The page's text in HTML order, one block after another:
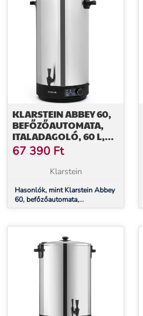
KLARSTEIN ABBEY 60,
BEFŐZŐAUTOMATA,
ITALADAGOLÓ, 60 L,
100 °C, 180 PERC,
ROZSDAMENTES ACÉL
67 390 Ft
Klarstein
Hasonlók, mint Klarstein Abbey
60, befőzőautomata,
italadagoló, 60 l, 100 °C, 180